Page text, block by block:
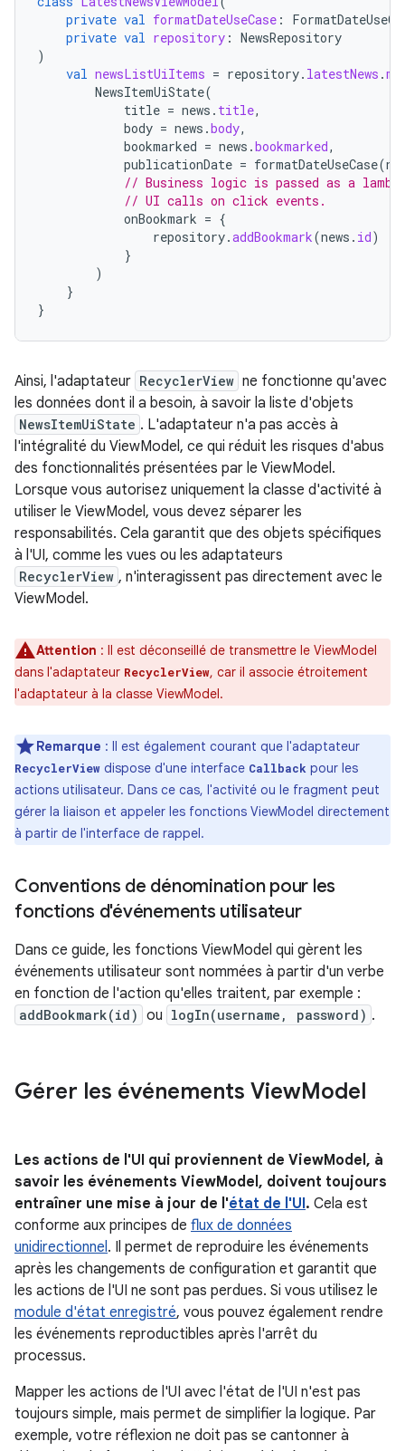
private val formatDateUseCase :
private val repository : NewsRepository
)
val newsListUiItems = repository. latestNews .
NewsItemUiState(
title = news . title,
body = news .body,
bookmarked = news .bookmarked,
publicationDate = formatDateUseCase(
// Business logic is passed as a
// UI calls on click events.
onBookmark = {
repository.addBookmark(news . id)
}
)
}
}
Ainsi, l'adaptateur RecyclerView ne fonctionne qu'avec
les données dont il a besoin, à savoir la liste d'objets
NewsItemUiState . L'adaptateur n'a pas accès à
l'intégralité du ViewModel, ce qui réduit les risques d'abus
des fonctionnalités présentées par le ViewModel.
Lorsque vous autorisez uniquement la classe d'activité à
utiliser le ViewModel, vous devez séparer les
responsabilités. Cela garantit que des objets spécifiques
à l'UI, comme les vues ou les adaptateurs
RecyclerView , n'interagissent pas directement avec le
ViewModel.
Attention : Il est déconseillé de transmettre le ViewModel
dans l'adaptateur RecyclerView, car il associe étroitement
l'adaptateur à la classe ViewModel.
Remarque : Il est également courant que l'adaptateur
RecyclerView dispose d'une interface Callback pour les
actions utilisateur. Dans ce cas, l'activité ou le fragment peut
gérer la liaison et appeler les fonctions ViewModel directement
à partir de l'interface de rappel.
Conventions de dénomination pour les
fonctions d'événements utilisateur
Dans ce guide, les fonctions ViewModel qui gèrent les
événements utilisateur sont nommées à partir d'un verbe
en fonction de l'action qu'elles traitent, par exemple :
addBookmark(id) ou logIn(username, password) .
Gérer les événements ViewModel
Les actions de l'UI qui proviennent de ViewModel, à
savoir les événements ViewModel, doivent toujours
entraîner une mise à jour de l'état de l'UI. Cela est
conforme aux principes de flux de données
unidirectionnel. Il permet de reproduire les événements
après les changements de configuration et garantit que
les actions de l'UI ne sont pas perdues. Si vous utilisez le
module d'état enregistré, vous pouvez également rendre
les événements reproductibles après l'arrêt du
processus.
Mapper les actions de l'UI avec l'état de l'UI n'est pas
toujours simple, mais permet de simplifier la logique. Par
exemple, votre réflexion ne doit pas se cantonner à